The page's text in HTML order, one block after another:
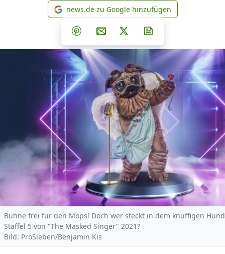
news.de zu Google
news.de zu Google hinzufügen
Teilen auf Facebook
Teilen auf Whatsapp
Teilen auf Telegram
Teilen auf Pinterest
Per E-Mail teilen
Post auf X
Bühne frei für den Mops! Doch wer steckt in dem knuffigen
Staffel 5 von "The Masked Singer" 2021?
Bild: ProSieben/Benjamin Kis